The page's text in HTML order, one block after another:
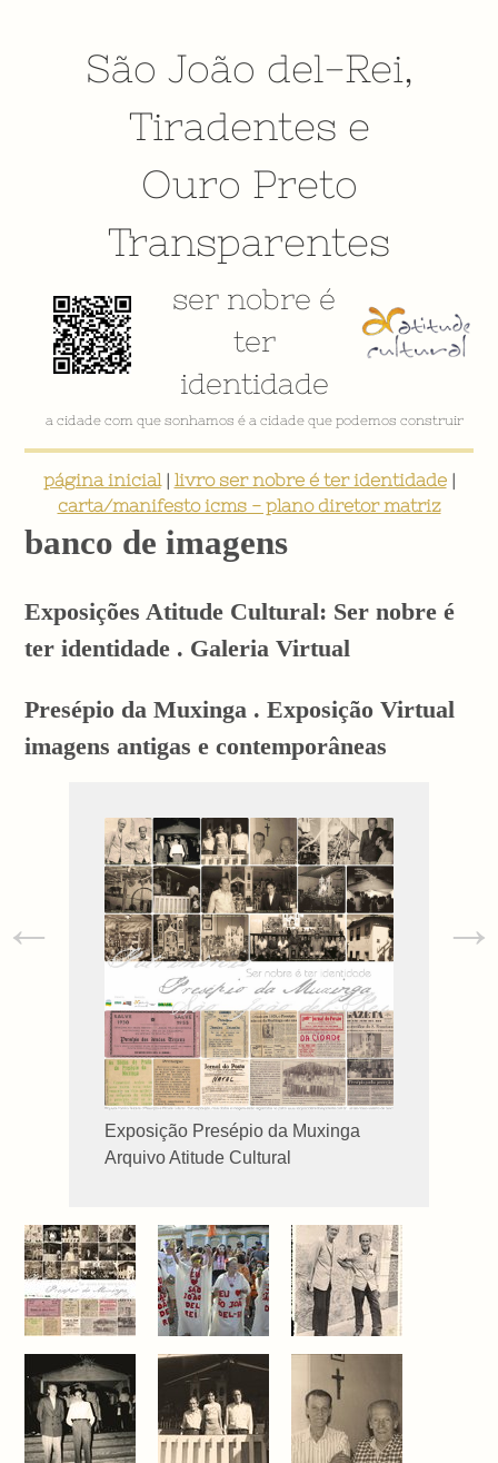
São João del-Rei,
Tiradentes e
Ouro Preto
Transparentes
ser nobre é
ter
identidade
VÍDEO INSTITUCIONAL
página inicial| livro ser nobre é ter identidade|
carta/manifesto icms - plano diretor matriz
banco de imagens
Exposições Atitude Cultural: Ser nobre é
ter identidade . Galeria Virtual
Presépio da Muxinga . Exposição Virtual
imagens antigas e contemporâneas
Exposição Presépio da Muxinga
Arquivo Atitude Cultural
← →